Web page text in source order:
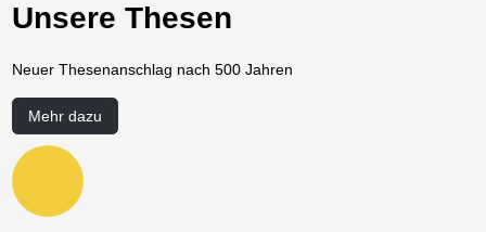
Unsere Thesen
Neuer Thesenanschlag nach 500 Jahren
Mehr dazu